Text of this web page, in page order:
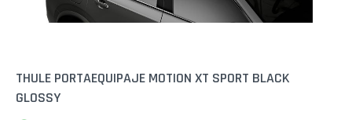
Saltar
comienzo
THULE PORTAEQUIPAJE MOTION XT SPORT BLACK
GLOSSY